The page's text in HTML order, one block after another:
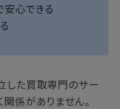
安心できる
した買取専門のサー
関係がありません。